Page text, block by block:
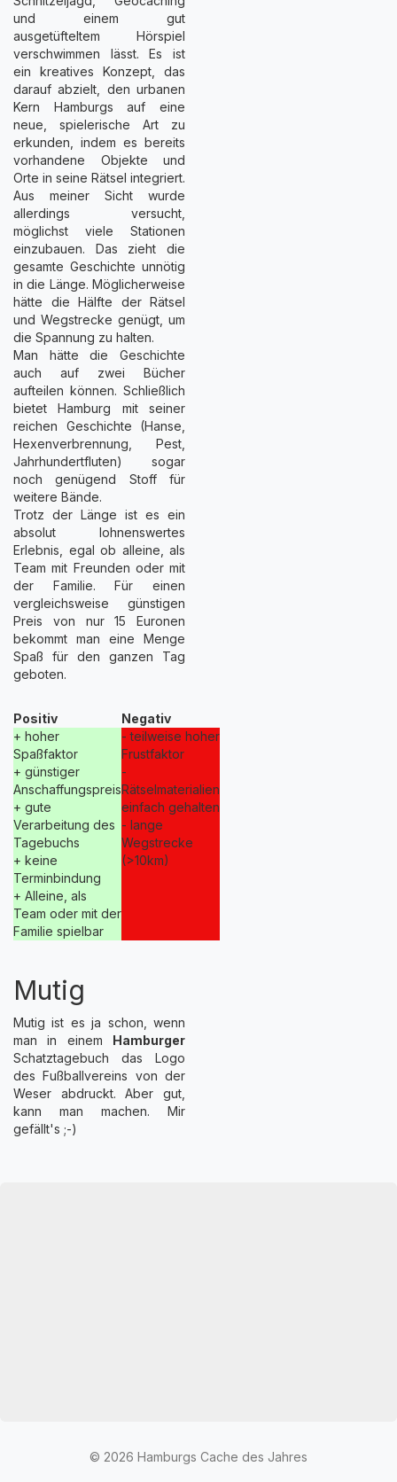
und einem gut
ausgetüfteltem Hörspiel
verschwimmen lässt. Es ist
ein kreatives Konzept, das
darauf abzielt, den urbanen
Kern Hamburgs auf eine
neue, spielerische Art zu
erkunden, indem es bereits
vorhandene Objekte und
Orte in seine Rätsel integriert.
Aus meiner Sicht wurde
allerdings versucht,
möglichst viele Stationen
einzubauen. Das zieht die
gesamte Geschichte unnötig
in die Länge. Möglicherweise
hätte die Hälfte der Rätsel
und Wegstrecke genügt, um
die Spannung zu halten.
Man hätte die Geschichte
auch auf zwei Bücher
aufteilen können. Schließlich
bietet Hamburg mit seiner
reichen Geschichte (Hanse,
Hexenverbrennung, Pest,
Jahrhundertfluten) sogar
noch genügend Stoff für
weitere Bände.
Trotz der Länge ist es ein
absolut lohnenswertes
Erlebnis, egal ob alleine, als
Team mit Freunden oder mit
der Familie. Für einen
vergleichsweise günstigen
Preis von nur 15 Euronen
bekommt man eine Menge
Spaß für den ganzen Tag
geboten.
Positiv
Negativ
+ hoher
Spaßfaktor
+ günstiger
Anschaffungspreis
+ gute
Verarbeitung des
Tagebuchs
+ keine
Terminbindung
+ Alleine, als
Team oder mit der
Familie spielbar
- teilweise hoher
Frustfaktor
-
Rätselmaterialien
einfach gehalten
- lange
Wegstrecke
(>10km)
Mutig
Mutig ist es ja schon, wenn
man in einem Hamburger
Schatztagebuch das Logo
des Fußballvereins von der
Weser abdruckt. Aber gut,
kann man machen. Mir
gefällt's ;-)
© 2026 Hamburgs Cache des Jahres